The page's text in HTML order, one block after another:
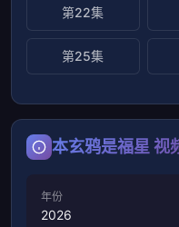
第22集
第25集
本玄鸦是福星 视
年份
2026